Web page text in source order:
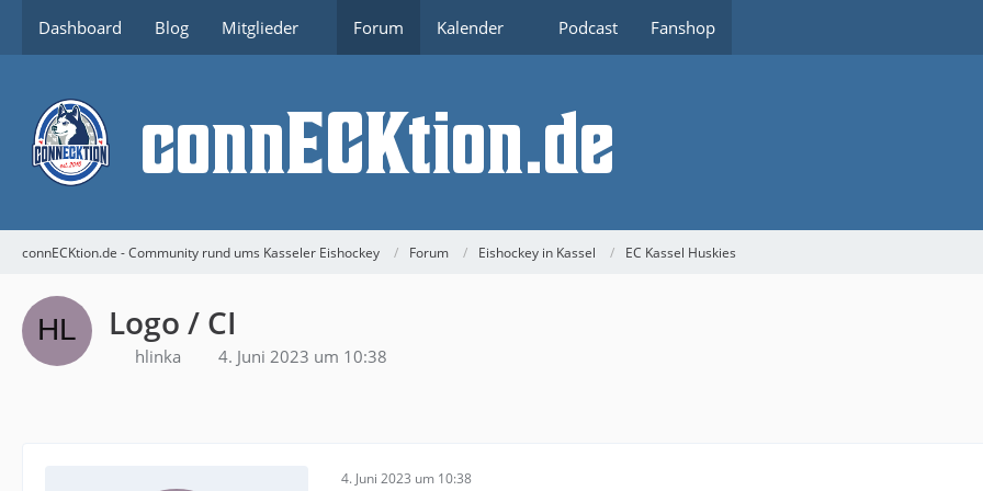
Dashboard Blog Mitglieder Forum Kalender Podcast Fanshop
connECKtion.de - Community rund ums Kasseler Eishockey Forum Eishockey in Kassel EC Kassel Huskies
Logo / CI
hlinka 4. Juni 2023 um 10:38
4. Juni 2023 um 10:38